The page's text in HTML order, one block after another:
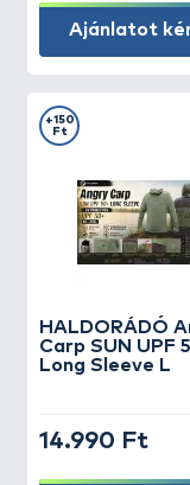
Ajánlatot
HALDORÁDÓ
Carp SUN UPF
Long Sleeve L
+150
Ft
14.990 Ft